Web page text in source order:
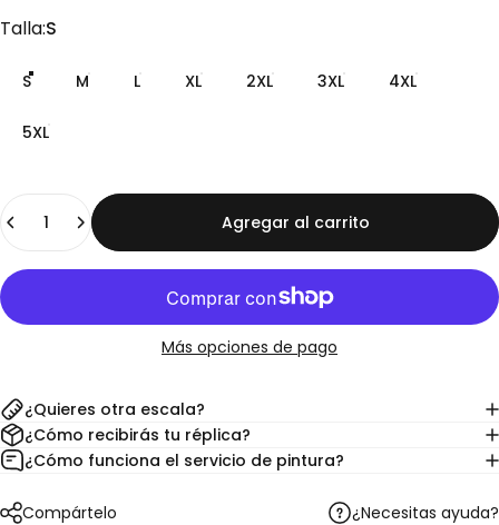
Talla
Talla:S
S M L XL 2XL 3XL 4XL
5XL
Agregar al carrito
Más opciones de pago
¿Quieres otra escala?
¿Cómo recibirás tu réplica?
¿Cómo funciona el servicio de pintura?
Compártelo ¿Necesitas ayuda?